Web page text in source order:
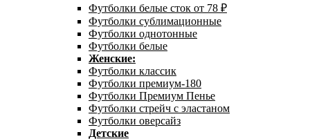
Футболки белые сток от 78 ₽
Футболки сублимационные
Футболки однотонные
Футболки белые
Женские:
Футболки классик
Футболки премиум-180
Футболки Премиум Пенье
Футболки стрейч с эластаном
Футболки оверсайз
Детские